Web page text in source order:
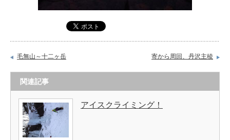
毛無山～十二ヶ岳 寄から周回、丹沢主稜
関連記事
アイスクライミング！